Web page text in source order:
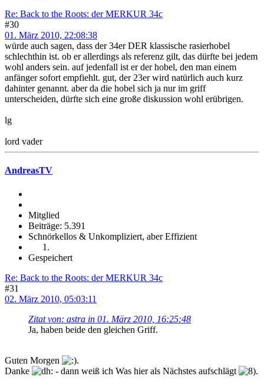
Re: Back to the Roots: der MERKUR 34c
#30
01. März 2010, 22:08:38
würde auch sagen, dass der 34er DER klassische rasierhobel
schlechthin ist. ob er allerdings als referenz gilt, das dürfte bei jedem
wohl anders sein. auf jedenfall ist er der hobel, den man einem
anfänger sofort empfiehlt. gut, der 23er wird natürlich auch kurz
dahinter genannt. aber da die hobel sich ja nur im griff
unterscheiden, dürfte sich eine große diskussion wohl erübrigen.
lg
lord vader
AndreasTV
Mitglied
Beiträge: 5.391
Schnörkellos & Unkompliziert, aber Effizient
Gespeichert
Re: Back to the Roots: der MERKUR 34c
#31
02. März 2010, 05:03:11
Zitat von: astra in 01. März 2010, 16:25:48
Ja, haben beide den gleichen Griff.
Guten Morgen
.
Danke
- dann weiß ich Was hier als Nächstes aufschlägt .